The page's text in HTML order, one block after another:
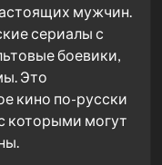
мужчин.
сериалы с
боевики,
Это
кино по-русски
которыми могут